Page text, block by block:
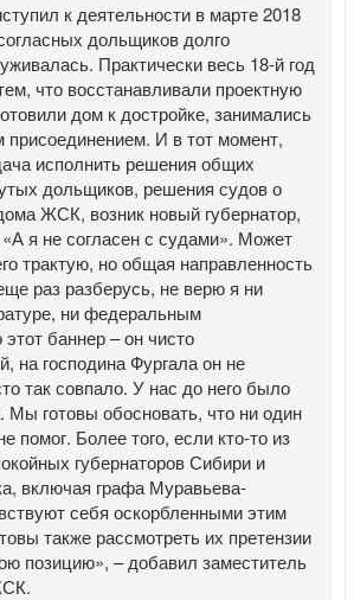
к деятельности в марте 2018
дольщиков долго
Практически весь 18-й год
что восстанавливали проектную
дом к достройке, занимались
присоединением. И в тот момент,
исполнить решения общих
дольщиков, решения судов о
ЖСК, возник новый губернатор,
я не согласен с судами». Может
трактую, но общая направленность
раз разберусь, не верю я ни
ни федеральным
баннер – он чисто
на господина Фургала он не
так совпало. У нас до него было
Мы готовы обосновать, что ни один
помог. Более того, если кто-то из
губернаторов Сибири и
включая графа Муравьева-
себя оскорбленными этим
также рассмотреть их претензии
позицию», – добавил заместитель